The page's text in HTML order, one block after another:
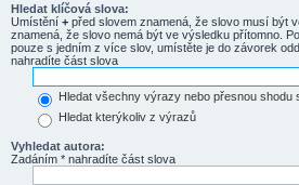
Hledat klíčová slova:
Umístění + před slovem znamená, že slovo musí být
znamená, že slovo nemá být ve výsledku přítomno.
pouze s jedním z více slov, umístěte je do závorek
nahradíte část slova
Hledat všechny výrazy nebo přesnou shodu
Hledat kterýkoliv z výrazů
Vyhledat autora:
Zadáním * nahradíte část slova